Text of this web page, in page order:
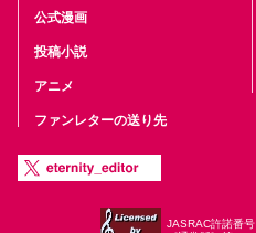
公式漫画
投稿小説
アニメ
ファンレターの送り先
JASRAC許諾番号